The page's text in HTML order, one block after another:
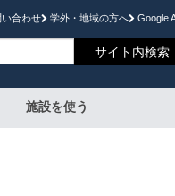
い合わせ 学外・地域の方へ Google
施設を使う